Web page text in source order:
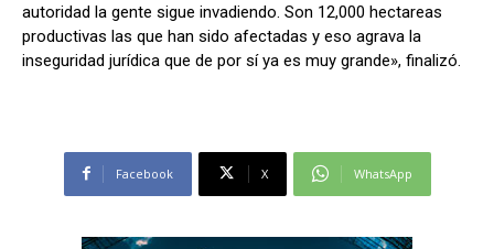
autoridad la gente sigue invadiendo. Son 12,000 hectareas
productivas las que han sido afectadas y eso agrava la
inseguridad jurídica que de por sí ya es muy grande», finalizó.
Facebook X WhatsApp